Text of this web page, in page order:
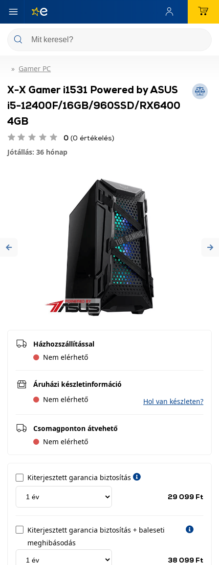
Gamer PC
X-X Gamer i1531 Powered by ASUS
i5-12400F/16GB/960SSD/RX6400
4GB
0 (0 értékelés)
Jótállás: 36 hónap
Previous
Házhozszállítással
Nem elérhető
Áruházi készletinformáció
Nem elérhető
Hol van készleten?
Csomagponton átvehető
Nem elérhető
Kiterjesztett garancia biztosítás
29 099 Ft
Kiterjesztett garancia biztosítás + baleseti
meghibásodás
38 099 Ft